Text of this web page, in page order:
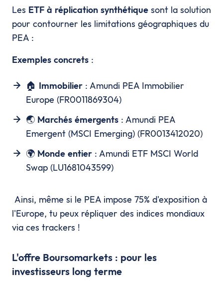
Les ETF à réplication synthétique sont la solution
pour contourner les limitations géographiques du
PEA :
Exemples concrets :
🏠 Immobilier : Amundi PEA Immobilier
Europe (FR0011869304)
🌏 Marchés émergents : Amundi PEA
Emergent (MSCI Emerging) (FR0013412020)
🌍 Monde entier : Amundi ETF MSCI World
Swap (LU1681043599)
Ainsi, même si le PEA impose 75% d'exposition à
l'Europe, tu peux répliquer des indices mondiaux
via ces trackers !
L'offre Boursomarkets : pour les
investisseurs long terme